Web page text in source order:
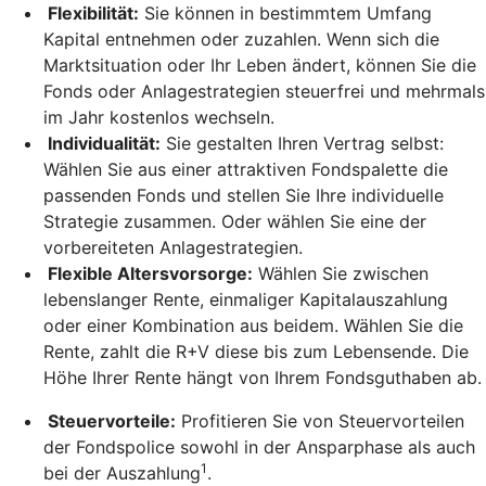
Flexibilität: Sie können in bestimmtem Umfang
Kapital entnehmen oder zuzahlen. Wenn sich die
Marktsituation oder Ihr Leben ändert, können Sie die
Fonds oder Anlagestrategien steuerfrei und mehrmals
im Jahr kostenlos wechseln.
Individualität: Sie gestalten Ihren Vertrag selbst:
Wählen Sie aus einer attraktiven Fondspalette die
passenden Fonds und stellen Sie Ihre individuelle
Strategie zusammen. Oder wählen Sie eine der
vorbereiteten Anlagestrategien.
Flexible Altersvorsorge: Wählen Sie zwischen
lebenslanger Rente, einmaliger Kapitalauszahlung
oder einer Kombination aus beidem. Wählen Sie die
Rente, zahlt die R+V diese bis zum Lebensende. Die
Höhe Ihrer Rente hängt von Ihrem Fondsguthaben ab.
Steuervorteile: Profitieren Sie von Steuervorteilen
der Fondspolice sowohl in der Ansparphase als auch
bei der Auszahlung1 .